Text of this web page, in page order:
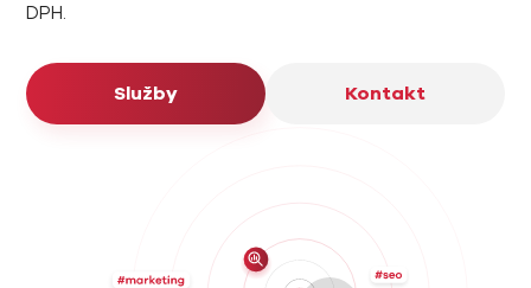
DPH.
Služby Kontakt